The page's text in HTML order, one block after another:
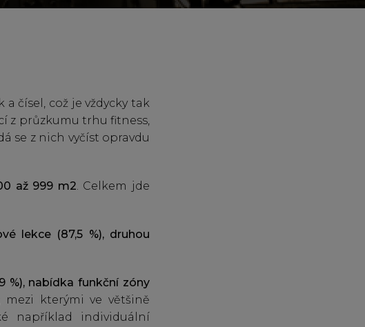
čísel, což je vždycky tak
z průzkumu trhu fitness,
se z nich vyčíst opravdu
až 999 m2. Celkem jde
lekce (87,5 %), druhou
%), nabídka funkční zóny
mezi kterými ve většině
například individuální